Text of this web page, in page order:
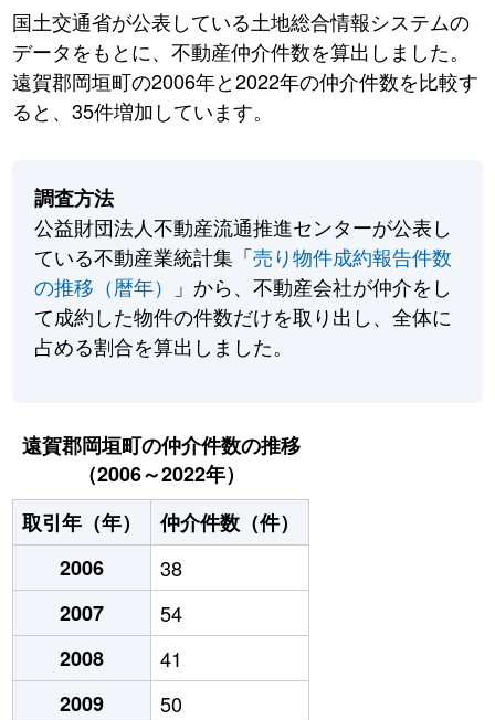
国土交通省が公表している土地総合情報システムの
データをもとに、不動産仲介件数を算出しました。
遠賀郡岡垣町の2006年と2022年の仲介件数を比較す
ると、35件増加しています。
調査方法
公益財団法人不動産流通推進センターが公表し
ている不動産業統計集「売り物件成約報告件数
の推移（暦年）
」から、不動産会社が仲介をし
て成約した物件の件数だけを取り出し、全体に
占める割合を算出しました。
遠賀郡岡垣町の仲介件数の推移
（2006～2022年）
取引年（年）
仲介件数（件）
2006
38
2007
54
2008
41
2009
50